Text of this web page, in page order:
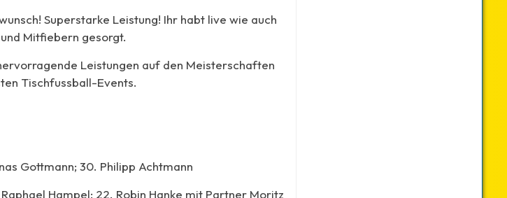
Superstarke Leistung! Ihr habt live wie auch
Mitfiebern gesorgt.
Leistungen auf den Meisterschaften
Tischfussball-Events.
Gottmann; 30. Philipp Achtmann
Hampel; 22. Robin Hanke mit Partner Moritz